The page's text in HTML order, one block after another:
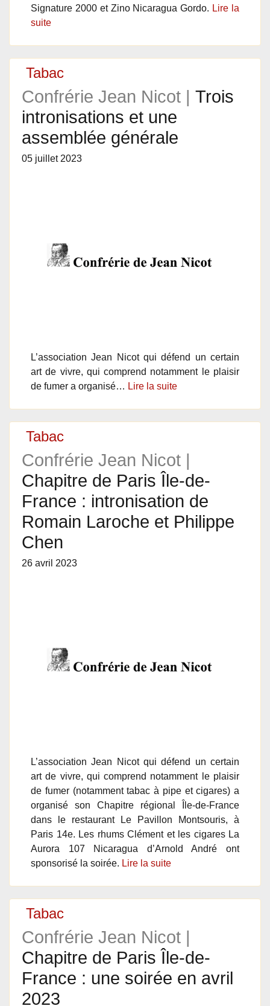
Signature 2000 et Zino Nicaragua Gordo. Lire la
suite
Tabac
Confrérie Jean Nicot | Trois
intronisations et une
assemblée générale
05 juillet 2023
L’association Jean Nicot qui défend un certain
art de vivre, qui comprend notamment le plaisir
de fumer a organisé… Lire la suite
Tabac
Confrérie Jean Nicot |
Chapitre de Paris Île-de-
France : intronisation de
Romain Laroche et Philippe
Chen
26 avril 2023
L’association Jean Nicot qui défend un certain
art de vivre, qui comprend notamment le plaisir
de fumer (notamment tabac à pipe et cigares) a
organisé son Chapitre régional Île-de-France
dans le restaurant Le Pavillon Montsouris, à
Paris 14e. Les rhums Clément et les cigares La
Aurora 107 Nicaragua d’Arnold André ont
sponsorisé la soirée. Lire la suite
Tabac
Confrérie Jean Nicot |
Chapitre de Paris Île-de-
France : une soirée en avril
2023